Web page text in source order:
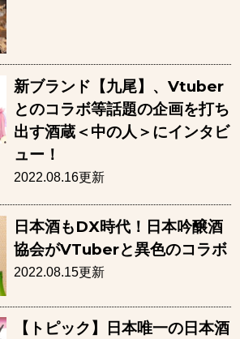
新ブランド【九尾】、Vtuber
とのコラボ等話題の企画を打ち
出す酒蔵＜中の人＞にインタビ
ュー！
2022.08.16更新
日本酒もDX時代！日本吟醸酒
協会がVTuberと異色のコラボ
2022.08.15更新
【トピック】日本唯一の日本酒